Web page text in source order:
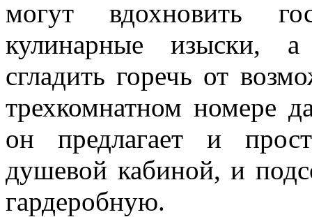
могут вдохновить
кулинарные изыски,
сгладить горечь от
трехкомнатном номере
он предлагает и
душевой кабиной, и
гардеробную.